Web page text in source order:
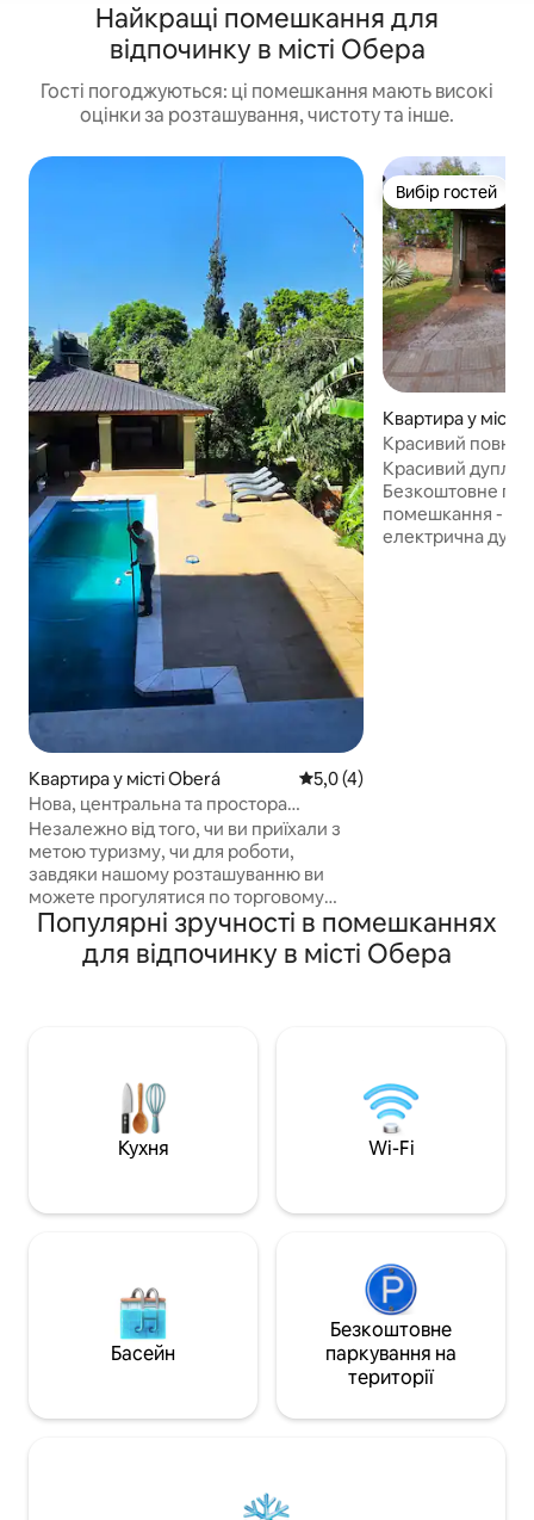
Найкращі помешкання для
відпочинку в місті Обера
Гості погоджуються: ці помешкання мають високі
оцінки за розташування, чистоту та інше.
Квартира у місті Oberá Середня оцінка: 5,0 з 5,
5,0 (4)
Нова, центральна та простора
квартира-студія
Незалежно від того, чи ви приїхали з
метою туризму, чи для роботи,
завдяки нашому розташуванню ви
можете прогулятися по торговому
району, насолодитися найкращою
місцевою кухнею та відпочити в
безпечному та вишуканому
спокій, ідеально підходить для тих, хто
хоче насолодитися чарівністю
провінції Місьйонес, маючи все
необхідне під рукою. Розташовані в
Вибір гостей
Вибір гостей
Квартира у місті
Красивий
Паркінг
Красивий
Безкоштовне
помешкання -
електрична
Популярні зручності в помешканнях
для відпочинку в місті Обера
Кухня Wi-Fi
Басейн
Безкоштовне
паркування на
території